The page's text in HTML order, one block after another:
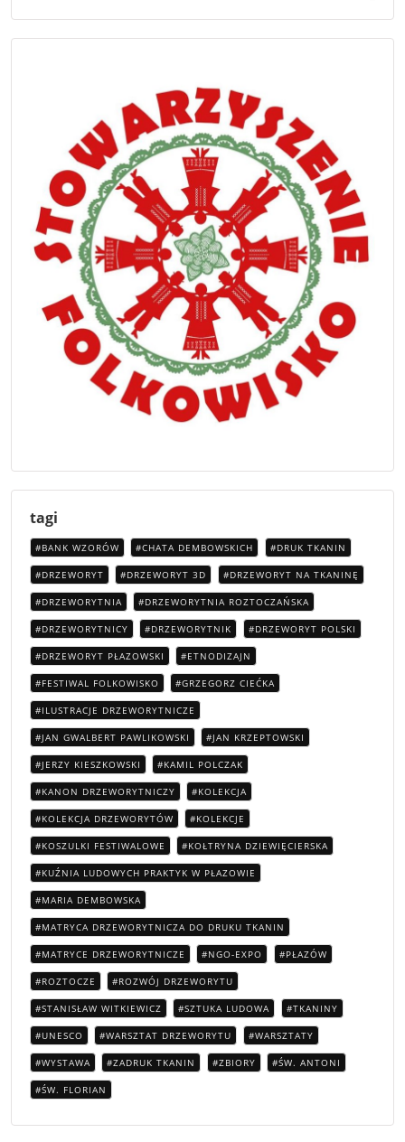
tagi
BANK WZORÓW CHATA DEMBOWSKICH DRUK TKANIN
DRZEWORYT DRZEWORYT 3D DRZEWORYT NA TKANINĘ
DRZEWORYTNIA DRZEWORYTNIA ROZTOCZAŃSKA
DRZEWORYTNICY DRZEWORYTNIK DRZEWORYT POLSKI
DRZEWORYT PŁAZOWSKI ETNODIZAJN
FESTIWAL FOLKOWISKO GRZEGORZ CIEĆKA
ILUSTRACJE DRZEWORYTNICZE
JAN GWALBERT PAWLIKOWSKI JAN KRZEPTOWSKI
JERZY KIESZKOWSKI KAMIL POLCZAK
KANON DRZEWORYTNICZY KOLEKCJA
KOLEKCJA DRZEWORYTÓW KOLEKCJE
KOSZULKI FESTIWALOWE KOŁTRYNA DZIEWIĘCIERSKA
KUŹNIA LUDOWYCH PRAKTYK W PŁAZOWIE
MARIA DEMBOWSKA
MATRYCA DRZEWORYTNICZA DO DRUKU TKANIN
MATRYCE DRZEWORYTNICZE NGO-EXPO PŁAZÓW
ROZTOCZE ROZWÓJ DRZEWORYTU
STANISŁAW WITKIEWICZ SZTUKA LUDOWA TKANINY
UNESCO WARSZTAT DRZEWORYTU WARSZTATY
WYSTAWA ZADRUK TKANIN ZBIORY ŚW. ANTONI
ŚW. FLORIAN